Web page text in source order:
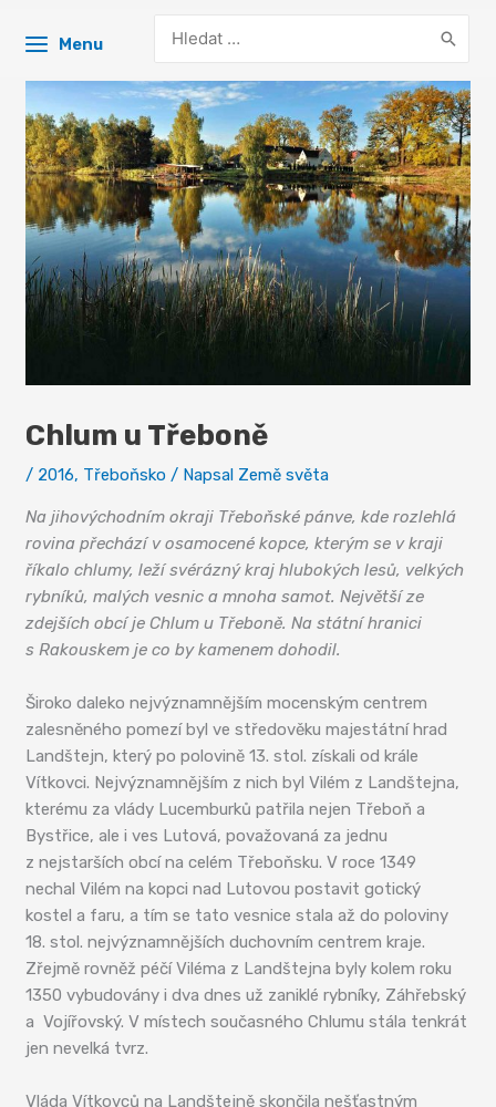
Menu
for:
Chlum u Třeboně
/ 2016, Třeboňsko / Napsal Země světa
Na jihovýchodním okraji Třeboňské pánve, kde rozlehlá
rovina přechází v osamocené kopce, kterým se v kraji
říkalo chlumy, leží svérázný kraj hlubokých lesů, velkých
rybníků, malých vesnic a mnoha samot. Největší ze
zdejších obcí je Chlum u Třeboně. Na státní hranici
s Rakouskem je co by kamenem dohodil.
Široko daleko nejvýznamnějším mocenským centrem
zalesněného pomezí byl ve středověku majestátní hrad
Landštejn, který po polovině 13. stol. získali od krále
Vítkovci. Nejvýznamnějším z nich byl Vilém z Landštejna,
kterému za vlády Lucemburků patřila nejen Třeboň a
Bystřice, ale i ves Lutová, považovaná za jednu
z nejstarších obcí na celém Třeboňsku. V roce 1349
nechal Vilém na kopci nad Lutovou postavit gotický
kostel a faru, a tím se tato vesnice stala až do poloviny
18. stol. nejvýznamnějších duchovním centrem kraje.
Zřejmě rovněž péčí Viléma z Landštejna byly kolem roku
1350 vybudovány i dva dnes už zaniklé rybníky, Záhřebský
a Vojířovský. V místech současného Chlumu stála tenkrát
jen nevelká tvrz.
Vláda Vítkovců na Landštejně skončila nešťastným